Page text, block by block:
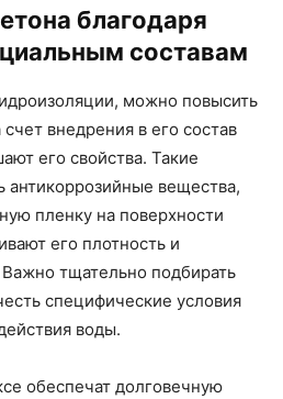
благодаря
составам
можно повысить
внедрения в его состав
его свойства. Такие
антикоррозийные вещества,
пленку на поверхности
его плотность и
тщательно подбирать
специфические условия
воды.
обеспечат долговечную